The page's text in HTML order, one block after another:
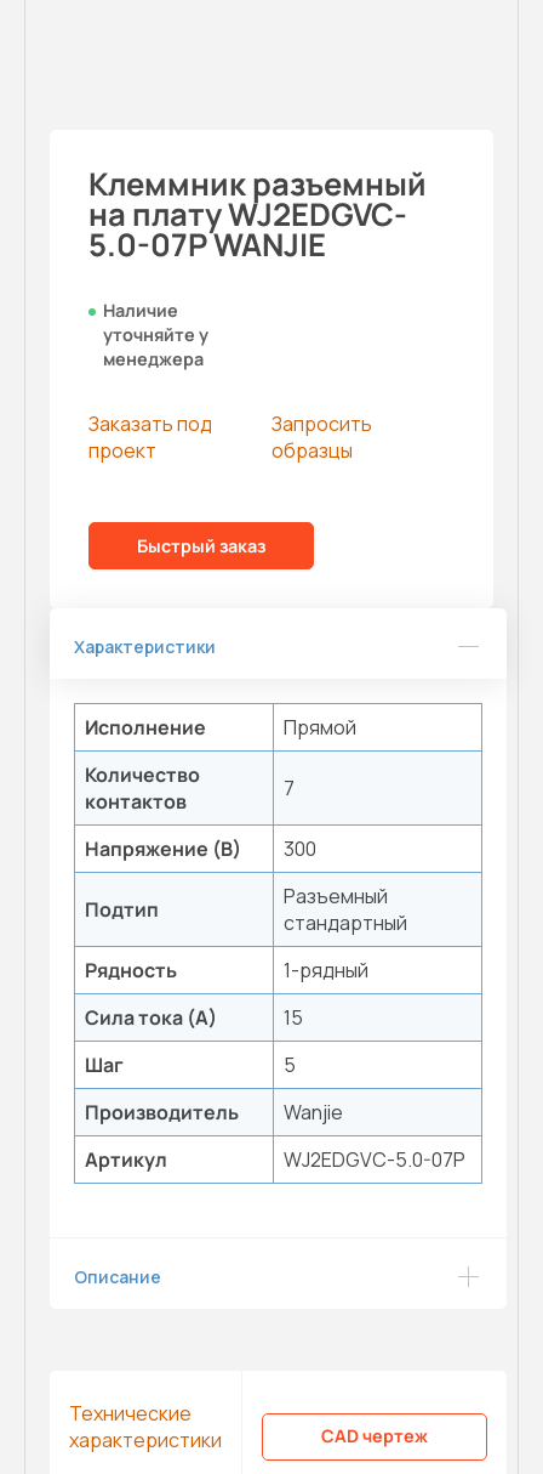
Клеммник разъемный
на плату WJ2EDGVC-
5.0-07P WANJIE
Наличие
уточняйте у
менеджера
Заказать под
проект
Запросить
образцы
Быстрый заказ
Характеристики
Исполнение
Прямой
Количество
контактов
7
Напряжение (В) 300
Подтип
Разъемный
стандартный
Рядность
1-рядный
Сила тока (А)
15
Шаг
5
Производитель
Wanjie
Артикул
WJ2EDGVC-5.0-07P
Описание
Технические
характеристики
CAD чертеж